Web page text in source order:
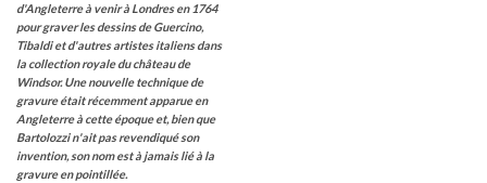
d'Angleterre à venir à Londres en 1764
pour graver les dessins de Guercino,
Tibaldi et d'autres artistes italiens dans
la collection royale du château de
Windsor.Une nouvelle technique de
gravure était récemment apparue en
Angleterre à cette époque et, bien que
Bartolozzi n'ait pas revendiqué son
invention, son nom est à jamais lié à la
gravure en pointillée.